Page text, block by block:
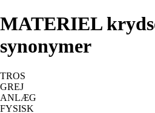
MATERIEL
synonymer
TROS
GREJ
ANLÆG
FYSISK